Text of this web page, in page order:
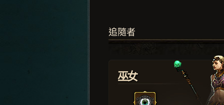
追隨者
巫女